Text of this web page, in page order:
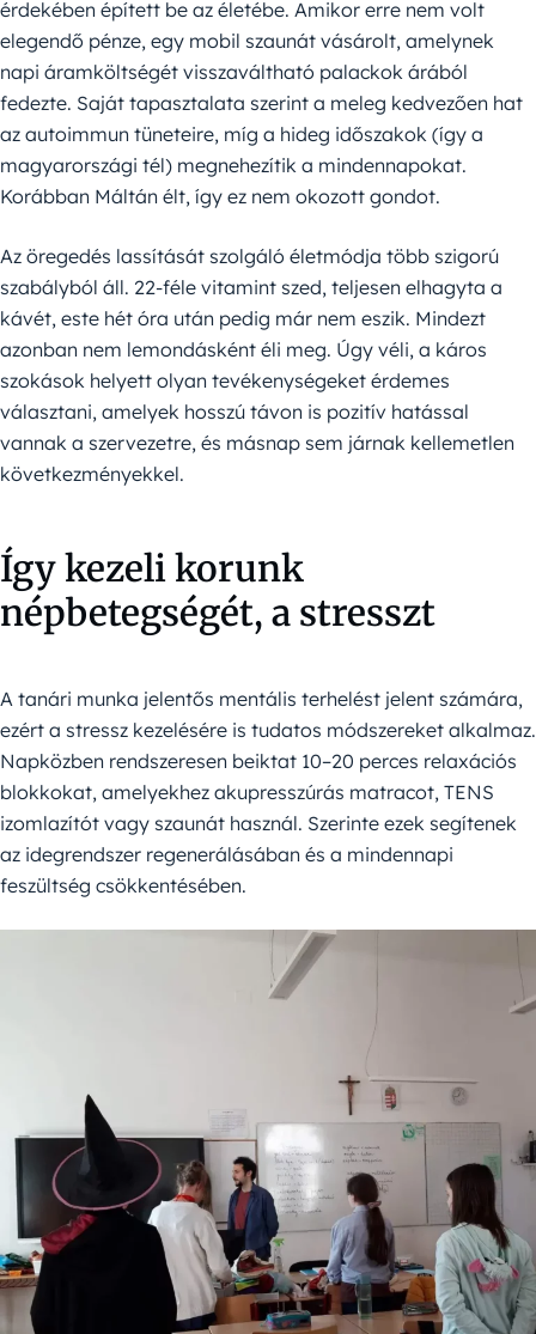
érdekében épített be az életébe. Amikor erre nem volt
elegendő pénze, egy mobil szaunát vásárolt, amelynek
napi áramköltségét visszaváltható palackok árából
fedezte. Saját tapasztalata szerint a meleg kedvezően hat
az autoimmun tüneteire, míg a hideg időszakok (így a
magyarországi tél) megnehezítik a mindennapokat.
Korábban Máltán élt, így ez nem okozott gondot.
Az öregedés lassítását szolgáló életmódja több szigorú
szabályból áll. 22-féle vitamint szed, teljesen elhagyta a
kávét, este hét óra után pedig már nem eszik. Mindezt
azonban nem lemondásként éli meg. Úgy véli, a káros
szokások helyett olyan tevékenységeket érdemes
választani, amelyek hosszú távon is pozitív hatással
vannak a szervezetre, és másnap sem járnak kellemetlen
következményekkel.
Így kezeli korunk
népbetegségét, a stresszt
A tanári munka jelentős mentális terhelést jelent számára,
ezért a stressz kezelésére is tudatos módszereket alkalmaz.
Napközben rendszeresen beiktat 10–20 perces relaxációs
blokkokat, amelyekhez akupresszúrás matracot, TENS
izomlazítót vagy szaunát használ. Szerinte ezek segítenek
az idegrendszer regenerálásában és a mindennapi
feszültség csökkentésében.